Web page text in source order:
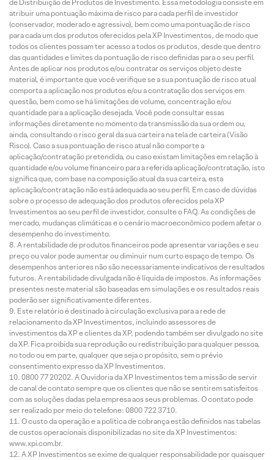
de Distribuição de Produtos de Investimento. Essa metodologia consiste em
atribuir uma pontuação máxima de risco para cada perfil de investidor
(conservador, moderado e agressivo), bem como uma pontuação de risco
para cada um dos produtos oferecidos pela XP Investimentos, de modo que
todos os clientes possam ter acesso a todos os produtos, desde que dentro
das quantidades e limites da pontuação de risco definidas para o seu perfil.
Antes de aplicar nos produtos e/ou contratar os serviços objeto deste
material, é importante que você verifique se a sua pontuação de risco atual
comporta a aplicação nos produtos e/ou a contratação dos serviços em
questão, bem como se há limitações de volume, concentração e/ou
quantidade para a aplicação desejada. Você pode consultar essas
informações diretamente no momento da transmissão da sua ordem ou,
ainda, consultando o risco geral da sua carteira na tela de carteira (Visão
Risco). Caso a sua pontuação de risco atual não comporte a
aplicação/contratação pretendida, ou caso existam limitações em relação à
quantidade e/ou volume financeiro para a referida aplicação/contratação, isto
significa que, com base na composição atual da sua carteira, esta
aplicação/contratação não está adequada ao seu perfil. Em caso de dúvidas
sobre o processo de adequação dos produtos oferecidos pela XP
Investimentos ao seu perfil de investidor, consulte o FAQ. As condições de
mercado, mudanças climáticas e o cenário macroeconômico podem afetar o
desempenho do investimento.
A rentabilidade de produtos financeiros pode apresentar variações e seu
preço ou valor pode aumentar ou diminuir num curto espaço de tempo. Os
desempenhos anteriores não são necessariamente indicativos de resultados
futuros. A rentabilidade divulgada não é líquida de impostos. As informações
presentes neste material são baseadas em simulações e os resultados reais
poderão ser significativamente diferentes.
Este relatório é destinado à circulação exclusiva para a rede de
relacionamento da XP Investimentos, incluindo assessores de
investimentos da XP e clientes da XP, podendo também ser divulgado no site
da XP. Fica proibida sua reprodução ou redistribuição para qualquer pessoa,
no todo ou em parte, qualquer que seja o propósito, sem o prévio
consentimento expresso da XP Investimentos.
0800 77 20202. A Ouvidoria da XP Investimentos tem a missão de servir
de canal de contato sempre que os clientes que não se sentirem satisfeitos
com as soluções dadas pela empresa aos seus problemas. O contato pode
ser realizado por meio do telefone: 0800 722 3710.
O custo da operação e a política de cobrança estão definidos nas tabelas
de custos operacionais disponibilizadas no site da XP Investimentos:
www.xpi.com.br.
A XP Investimentos se exime de qualquer responsabilidade por quaisquer